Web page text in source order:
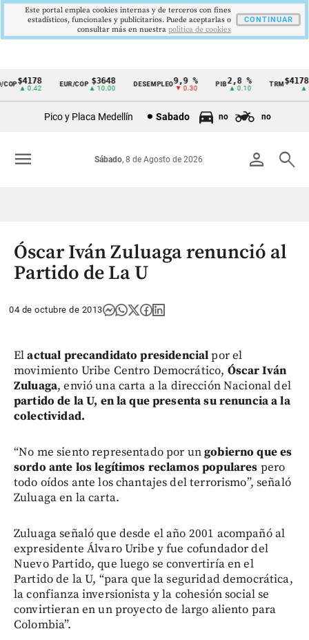
Cintillo
Colombia
$4178
▲ 0.42
EUR/COP $3648
▲ 10.00
DESEMPLEO 9,9 %
▼ 0.30
PIB2,8 %
▲ 0.10
TRM
▲
Pico y Placa Medellín Sabado no no
person search
Sábado, 8 de Agosto de 2026
menu
Óscar Iván Zuluaga renunció al
Partido de La U
04 de octubre de 2013
Elactual precandidato presidencialpor el
movimiento Uribe Centro Democrático, Óscar Iván
Zuluaga, envió una carta a la dirección Nacional del
partido de la U, en la que presenta su renuncia a la
colectividad.
“No me siento representado por ungobierno que es
sordo ante los legítimos reclamos populares pero
todo oídos ante los chantajes del terrorismo”, señaló
Zuluaga en la carta.
Zuluaga señaló que desde el año 2001 acompañó al
expresidente Álvaro Uribe y fue cofundador del
Nuevo Partido, que luego se convertiría en el
Partido de la U, “para que la seguridad democrática,
la confianza inversionista y la cohesión social se
convirtieran en un proyecto de largo aliento para
Colombia”.
Este portal emplea cookies internas y de terceros con fines
estadísticos, funcionales y publicitarios. Puede aceptarlas o
consultar más en nuestra politica de cookies
CONTINUAR